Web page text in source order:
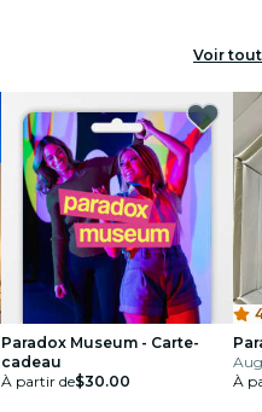
Voir tout
Paradox Museum - Carte-
cadeau
À partir de$30.00
À